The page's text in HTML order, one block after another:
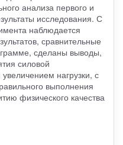
анализа первого и
исследования. С
наблюдается
сравнительные
сделаны выводы,
силовой
нагрузки, с
выполнения
физического качества